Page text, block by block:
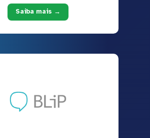
Saiba mais →